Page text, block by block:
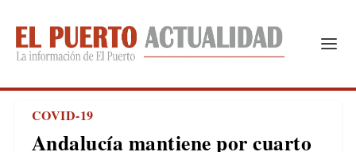
COVID-19
Andalucía mantiene por cuarto